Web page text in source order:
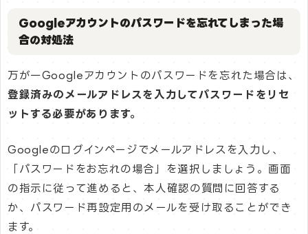
Googleアカウントのパスワードを忘れてしまった場
合の対処法
万が一Googleアカウントのパスワードを忘れた場合は、
登録済みのメールアドレスを入力してパスワードをリセ
ットする必要があります。
Googleのログインページでメールアドレスを入力し、
「パスワードをお忘れの場合」を選択しましょう。画面
の指示に従って進めると、本人確認の質問に回答する
か、パスワード再設定用のメールを受け取ることができ
ます。